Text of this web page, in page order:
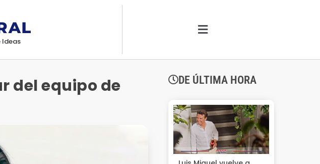
Ideas
del equipo de
DE ÚLTIMA HORA